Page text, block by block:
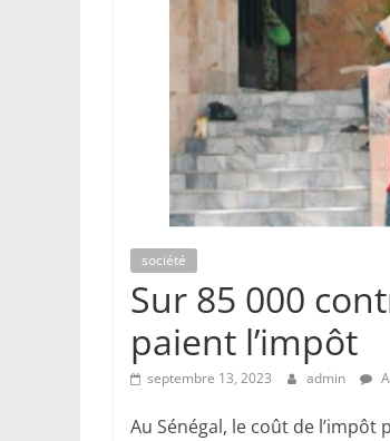
société
Sur 85 000
paient l’impôt
septembre 13, 2023 admin
Au Sénégal, le coût de l’impôt